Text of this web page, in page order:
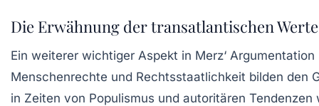
Die Erwähnung der transatlantischen Werte
Ein weiterer wichtiger Aspekt in Merz‘
Menschenrechte und Rechtsstaatlichkeit bilden den
in Zeiten von Populismus und autoritären